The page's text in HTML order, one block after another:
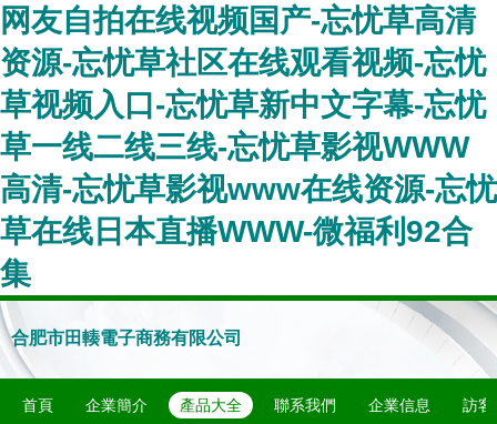
网友自拍在线视频国产-忘忧草高清
资源-忘忧草社区在线观看视频-忘忧
草视频入口-忘忧草新中文字幕-忘忧
草一线二线三线-忘忧草影视WWW
高清-忘忧草影视www在线资源-忘忧
草在线日本直播WWW-微福利92合
集
合肥市田輳電子商務有限公司
首頁 企業簡介 產品大全 聯系我們 企業信息 訪客